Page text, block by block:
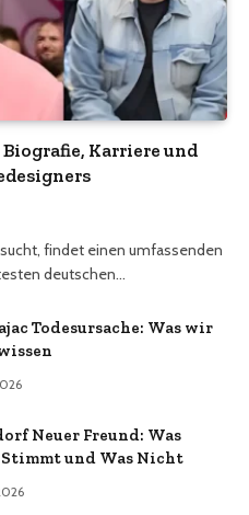
Karriere und
findet einen umfassenden
deutschen…
Todesursache: Was wir
Neuer Freund: Was
und Was Nicht